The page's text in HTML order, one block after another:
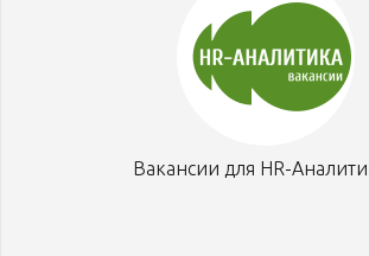
Вакансии для HR-